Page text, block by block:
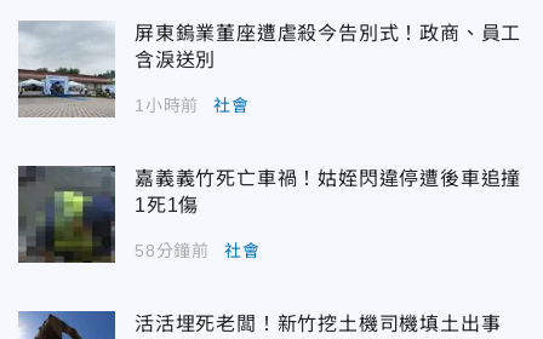
屏東鎢業董座遭虐殺今告別式！政商、員工
含淚送別
1小時前 社會
嘉義義竹死亡車禍！姑姪閃違停遭後車追撞
1死1傷
58分鐘前 社會
活活埋死老闆！新竹挖土機司機填土出事